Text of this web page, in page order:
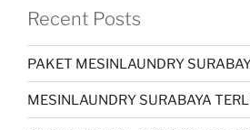
Recent Posts
PAKET MESINLAUNDRY
MESINLAUNDRY SURABAYA